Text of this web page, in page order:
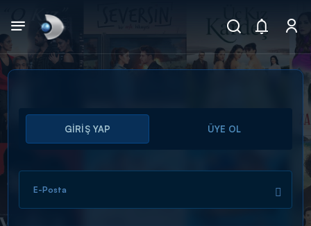
Arama
ARAMA SONUÇLARI
GİRİŞ YAP ÜYE OL
E-Posta